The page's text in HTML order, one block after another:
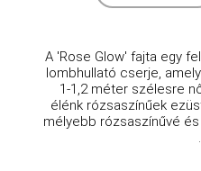
A 'Rose Glow' fajta egy
lombhullató cserje,
1-1,2 méter szélesre
élénk rózsaszínűek
mélyebb rózsaszínűvé